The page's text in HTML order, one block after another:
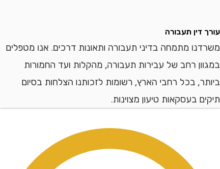
תעבורה
מתמחה בדיני תעבורה ותאונות דרכים. אנו מטפלים
רחב של עבירות תעבורה, מהקלות ועד החמורות
בכל רחבי הארץ, רשומות לזכותנו הצלחות בסיום
בעסקאות טיעון מצוינות.